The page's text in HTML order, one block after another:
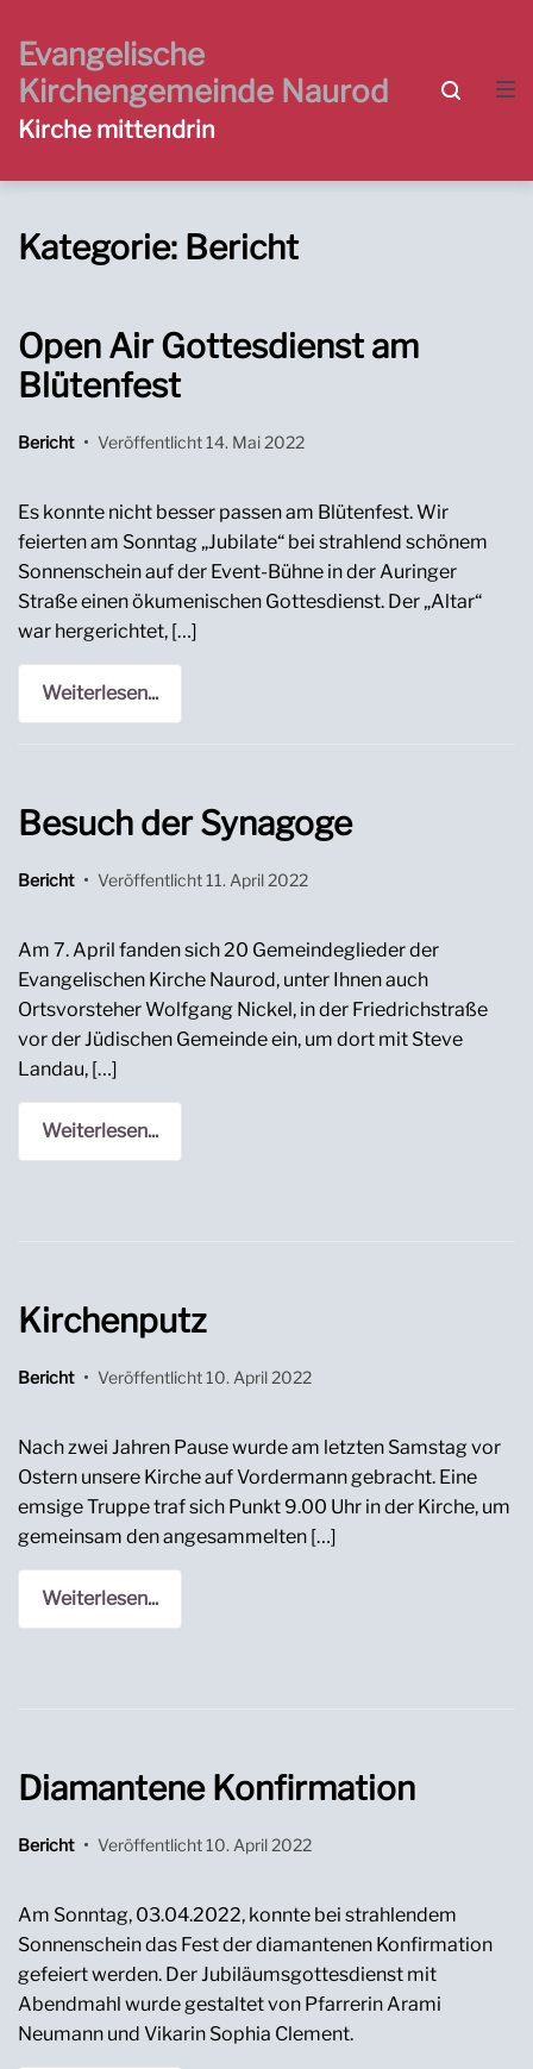
Hauptnavigation
springen
Inhalt
springen
Footer
springen
Evangelische
Kirchengemeinde Naurod
Kirche mittendrin
Kategorie: Bericht
Open Air Gottesdienst am
Blütenfest
Bericht • Veröffentlicht14. Mai 2022
Es konnte nicht besser passen am Blütenfest. Wir
feierten am Sonntag „Jubilate“ bei strahlend schönem
Sonnenschein auf der Event-Bühne in der Auringer
Straße einen ökumenischen Gottesdienst. Der „Altar“
war hergerichtet, […]
Weiterlesen...
Besuch der Synagoge
Bericht • Veröffentlicht11. April 2022
Am 7. April fanden sich 20 Gemeindeglieder der
Evangelischen Kirche Naurod, unter Ihnen auch
Ortsvorsteher Wolfgang Nickel, in der Friedrichstraße
vor der Jüdischen Gemeinde ein, um dort mit Steve
Landau, […]
Weiterlesen...
Kirchenputz
Bericht • Veröffentlicht10. April 2022
Nach zwei Jahren Pause wurde am letzten Samstag vor
Ostern unsere Kirche auf Vordermann gebracht. Eine
emsige Truppe traf sich Punkt 9.00 Uhr in der Kirche, um
gemeinsam den angesammelten […]
Weiterlesen...
Diamantene Konfirmation
Bericht • Veröffentlicht10. April 2022
Am Sonntag, 03.04.2022, konnte bei strahlendem
Sonnenschein das Fest der diamantenen Konfirmation
gefeiert werden. Der Jubiläumsgottesdienst mit
Abendmahl wurde gestaltet von Pfarrerin Arami
Neumann und Vikarin Sophia Clement.